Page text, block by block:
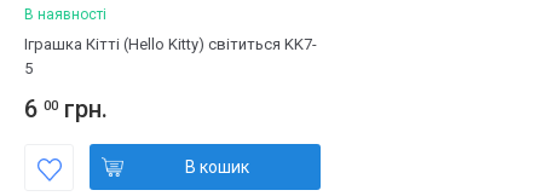
В наявності
Іграшка Кітті (Hello Kitty) світиться KK7-
5
6 00 грн.
В кошик